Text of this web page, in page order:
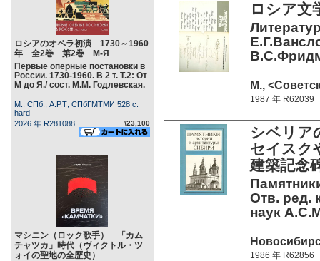
ロシアのオペラ初演 1730～1960
年 全2巻 第2巻 М-Я
Первые оперные постановки в
России. 1730-1960. В 2 т. Т.2: От
М до Я./ сост. М.М. Годлевская.
М.: СПб., А.Р.Т; СПбГМТМИ 528 c.
hard
2026 年 R281088
\23,100
マシニン（ロック歌手） 「カム
チャツカ」時代（ヴィクトル・ツ
ォイの聖地の全歴史）
ロシア
М.,
1987 年 R62039
シベリア
セイスク
建築記念
Отв. ред.
наук
1986 年 R62856